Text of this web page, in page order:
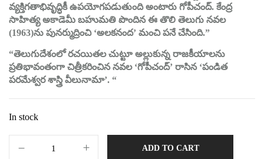
వ్యక్తిగతాభివృద్ధికీ ఉపయోగపడుతుంది అంటారు గోపీచంద్. కేంద్ర
సాహిత్య అకాడెమీ బహుమతి పొందిన ఈ తొలి తెలుగు నవల
(1963)ను పునర్ముద్రించి ‘అలకనంద’ మంచి పనే చేసింది.”
“తెలుగుదేశంలో రచయితల చుట్టూ అల్లుకున్న రాజకీయాలను
ప్రతిభావంతంగా చిత్రీకరించిన నవల ‘గోపీచంద్’ రాసిన ‘పండిత
పరమేశ్వర శాస్త్రి వీలునామా’. “
In stock
ADD TO CART